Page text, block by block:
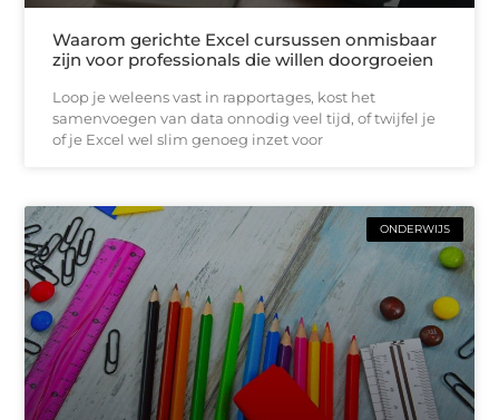
Waarom gerichte Excel cursussen onmisbaar
zijn voor professionals die willen doorgroeien
Loop je weleens vast in rapportages, kost het
samenvoegen van data onnodig veel tijd, of twijfel je
of je Excel wel slim genoeg inzet voor
ONDERWIJS